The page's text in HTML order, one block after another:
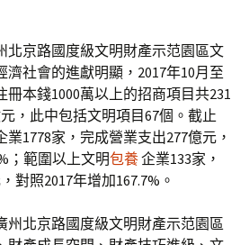
北京路國度級文明財產示范園區文
濟社會的進獻明顯，2017年10月至
冊本錢1000萬以上的招商項目共231
，此中包括文明項目67個。截止
業1778家，完成營業支出277億元，
；範圍以上文明包養企業133家，
對照2017年增加167.7%。
州北京路國度級文明財產示范園區